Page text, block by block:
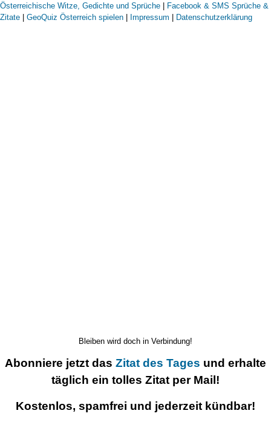
Österreichische Witze, Gedichte und Sprüche | Facebook & SMS Sprüche &
Zitate | GeoQuiz Österreich spielen | Impressum | Datenschutzerklärung
Bleiben wird doch in Verbindung!
Abonniere jetzt das Zitat des Tages und erhalte
täglich ein tolles Zitat per Mail!
Kostenlos, spamfrei und jederzeit kündbar!